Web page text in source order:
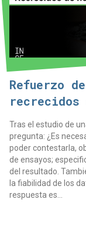
Refuerzo
recrecidos
Tras el estudio de
pregunta: ¿Es
poder contestarla,
de ensayos;
del resultado.
la fiabilidad de los
respuesta es...